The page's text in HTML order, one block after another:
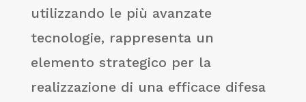
utilizzando le più avanzate
tecnologie, rappresenta un
elemento strategico per la
realizzazione di una efficace difesa